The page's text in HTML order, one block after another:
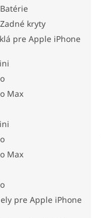
kryty
pre Apple iPhone
Max
Max
pre Apple iPhone